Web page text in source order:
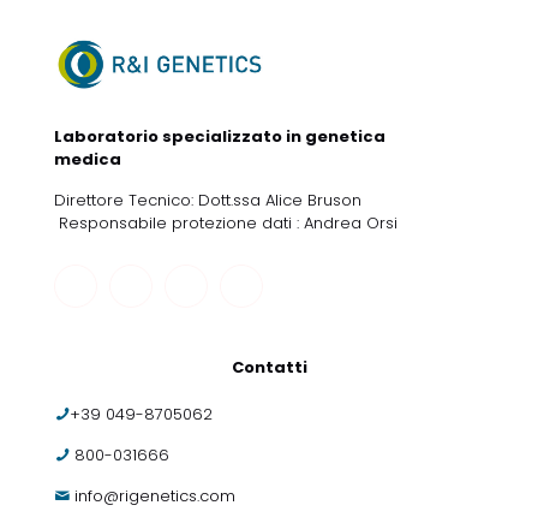
Laboratorio specializzato in genetica
medica
Direttore Tecnico: Dott.ssa Alice Bruson
Responsabile protezione dati : Andrea Orsi
Contatti
+39 049-8705062
800-031666
info@rigenetics.com